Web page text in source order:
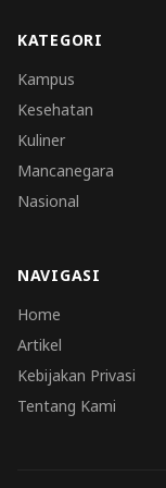
KATEGORI
Kampus
Kesehatan
Kuliner
Mancanegara
Nasional
NAVIGASI
Home
Artikel
Kebijakan Privasi
Tentang Kami